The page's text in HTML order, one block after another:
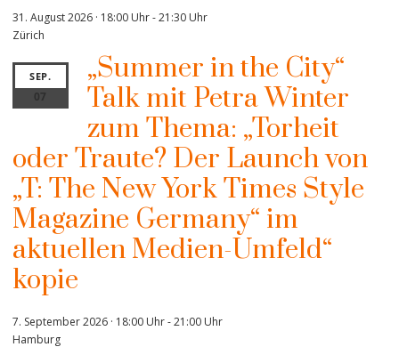
31. August 2026 · 18:00 Uhr-21:30 Uhr
Zürich
SEP.
07
„Summer in the City“
Talk mit Petra Winter
zum Thema: „Torheit
oder Traute? Der Launch von
„T: The New York Times Style
Magazine Germany“ im
aktuellen Medien-Umfeld“
kopie
7. September 2026 · 18:00 Uhr-21:00 Uhr
Hamburg